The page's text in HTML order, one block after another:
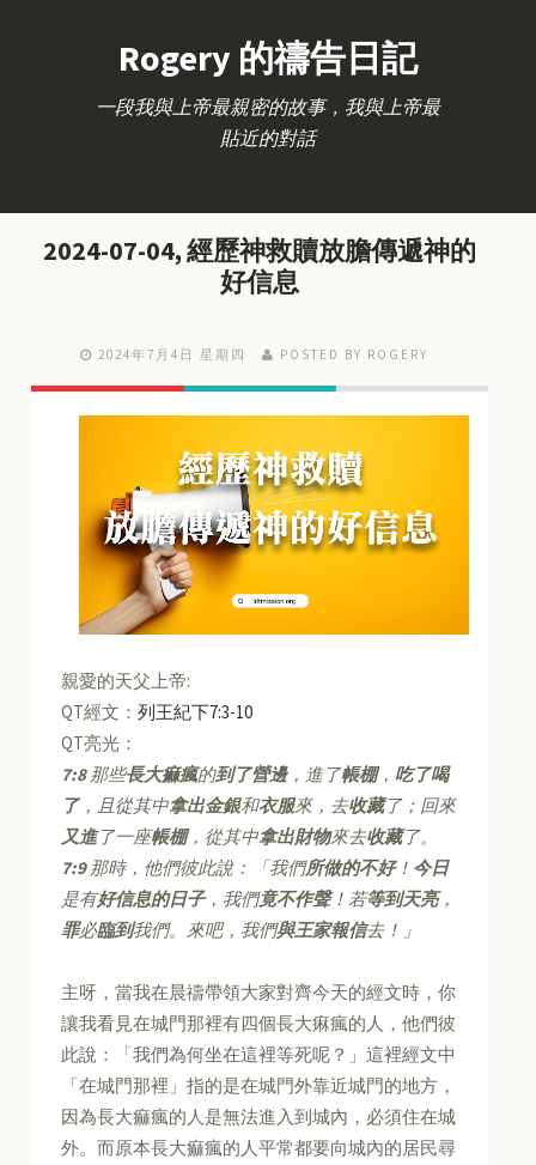
Rogery 的禱告日記
一段我與上帝最親密的故事，我與上帝最
貼近的對話
2024-07-04, 經歷神救贖放膽傳遞神的
好信息
2024年7月4日 星期四 POSTED BY ROGERY
親愛的天父上帝:
QT經文：列王紀下7:3-10
QT亮光：
7:8那些長大痲瘋的到了營邊，進了帳棚， 吃了喝
了，且從其中拿出金銀和衣服來，去收藏了；回來
又進了一座帳棚，從其中拿出財物來去收藏了。
7:9那時，他們彼此說：「我們所做的不好！ 今日
是有好信息的日子，我們竟不作聲！若等到天亮，
罪必臨到我們。來吧，我們與王家報信去！」
主呀，當我在晨禱帶領大家對齊今天的經文時，你
讓我看見在城門那裡有四個長大痳瘋的人，他們彼
此說：「我們為何坐在這裡等死呢？」這裡經文中
「在城門那裡」指的是在城門外靠近城門的地方，
因為長大痲瘋的人是無法進入到城內，必須住在城
外。而原本長大痲瘋的人平常都要向城內的居民尋